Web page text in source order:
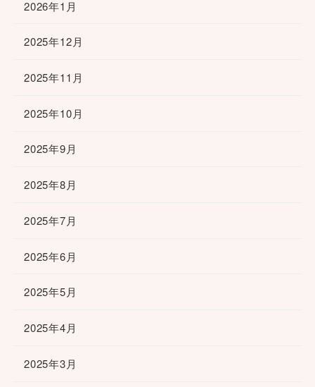
2026年1月
2025年12月
2025年11月
2025年10月
2025年9月
2025年8月
2025年7月
2025年6月
2025年5月
2025年4月
2025年3月